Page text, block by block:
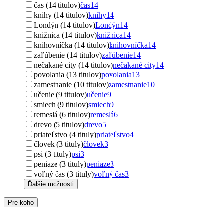
čas (14 titulov)čas14
knihy (14 titulov)knihy14
Londýn (14 titulov)Londýn14
knižnica (14 titulov)knižnica14
knihovníčka (14 titulov)knihovníčka14
zaľúbenie (14 titulov)zaľúbenie14
nečakané city (14 titulov)nečakané city14
povolania (13 titulov)povolania13
zamestnanie (10 titulov)zamestnanie10
učenie (9 titulov)učenie9
smiech (9 titulov)smiech9
remeslá (6 titulov)remeslá6
drevo (5 titulov)drevo5
priateľstvo (4 tituly)priateľstvo4
človek (3 tituly)človek3
psi (3 tituly)psi3
peniaze (3 tituly)peniaze3
voľný čas (3 tituly)voľný čas3
Ďalšie možnosti
Pre koho